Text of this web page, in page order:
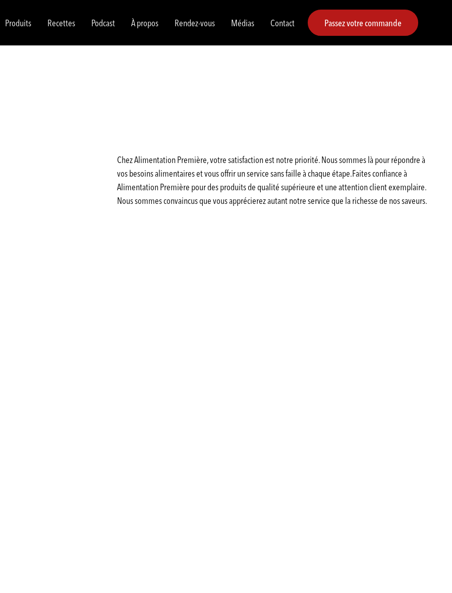
Produits Recettes Podcast À propos Rendez-vous Médias Contact Passez votre commande
Chez Alimentation Première, votre satisfaction est notre priorité. Nous sommes là pour répondre à
vos besoins alimentaires et vous offrir un service sans faille à chaque étape.Faites confiance à
Alimentation Première pour des produits de qualité supérieure et une attention client exemplaire.
Nous sommes convaincus que vous apprécierez autant notre service que la richesse de nos saveurs.